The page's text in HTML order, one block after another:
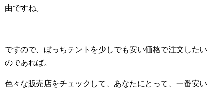
由ですね。
ですので、ぼっちテントを少しでも安い価格で注文したい
のであれば。
色々な販売店をチェックして、あなたにとって、一番安い